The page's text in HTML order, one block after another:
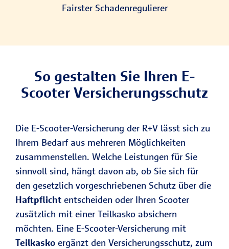
Fairster Schadenregulierer
So gestalten Sie Ihren E-
Scooter Versicherungsschutz
Die E-Scooter-Versicherung der R+V lässt sich zu
Ihrem Bedarf aus mehreren Möglichkeiten
zusammenstellen. Welche Leistungen für Sie
sinnvoll sind, hängt davon ab, ob Sie sich für
den gesetzlich vorgeschriebenen Schutz über die
Haftpflicht entscheiden oder Ihren Scooter
zusätzlich mit einer Teilkasko absichern
möchten. Eine E-Scooter-Versicherung mit
Teilkasko ergänzt den Versicherungsschutz, zum